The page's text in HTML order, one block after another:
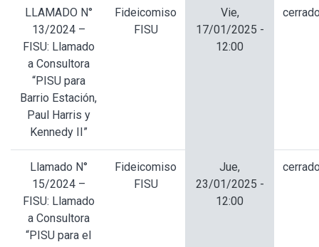
LLAMADO N°
13/2024 –
FISU: Llamado
a Consultora
“PISU para
Barrio Estación,
Paul Harris y
Kennedy II”
Fideicomiso
FISU
Vie,
17/01/2025 -
12:00
Llamado N°
15/2024 –
FISU: Llamado
a Consultora
“PISU para el
Fideicomiso
FISU
Jue,
23/01/2025 -
12:00